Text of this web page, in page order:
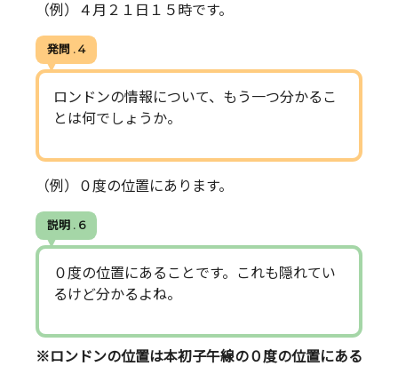
（例）４月２１日１５時です。
発問 . 4
ロンドンの情報について、もう一つ分かるこ
とは何でしょうか。
（例）０度の位置にあります。
説明 . 6
０度の位置にあることです。これも隠れてい
るけど分かるよね。
※ロンドンの位置は本初子午線の０度の位置にある